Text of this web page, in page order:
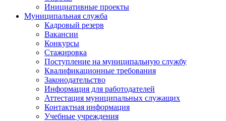
Инициативные проекты
Муниципальная служба
Кадровый резерв
Вакансии
Конкурсы
Стажировка
Поступление на муниципальную службу
Квалификационные требования
Законодательство
Информация для работодателей
Аттестация муниципальных служащих
Контактная информация
Учебные учреждения